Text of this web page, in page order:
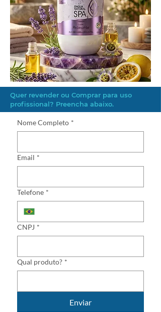
Quer revender ou Comprar para uso
profissional? Preencha abaixo.
Nome Completo *
Email *
Telefone *
CNPJ *
Qual produto? *
Enviar